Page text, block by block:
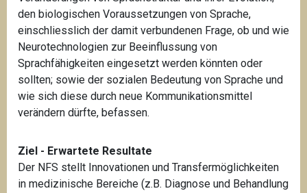
den biologischen Voraussetzungen von Sprache,
einschliesslich der damit verbundenen Frage, ob und wie
Neurotechnologien zur Beeinflussung von
Sprachfähigkeiten eingesetzt werden könnten oder
sollten; sowie der sozialen Bedeutung von Sprache und
wie sich diese durch neue Kommunikationsmittel
verändern dürfte, befassen.
Ziel - Erwartete Resultate
Der NFS stellt Innovationen und Transfermöglichkeiten
in medizinische Bereiche (z.B. Diagnose und Behandlung